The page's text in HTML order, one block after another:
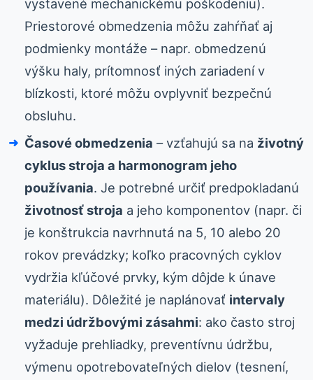
vystavené mechanickému poškodeniu).
Priestorové obmedzenia môžu zahŕňať aj
podmienky montáže – napr. obmedzenú
výšku haly, prítomnosť iných zariadení v
blízkosti, ktoré môžu ovplyvniť bezpečnú
obsluhu.
Časové obmedzenia – vzťahujú sa na životný
cyklus stroja a harmonogram jeho
používania. Je potrebné určiť predpokladanú
životnosť stroja a jeho komponentov (napr. či
je konštrukcia navrhnutá na 5, 10 alebo 20
rokov prevádzky; koľko pracovných cyklov
vydržia kľúčové prvky, kým dôjde k únave
materiálu). Dôležité je naplánovať intervaly
medzi údržbovými zásahmi: ako často stroj
vyžaduje prehliadky, preventívnu údržbu,
výmenu opotrebovateľných dielov (tesnení,